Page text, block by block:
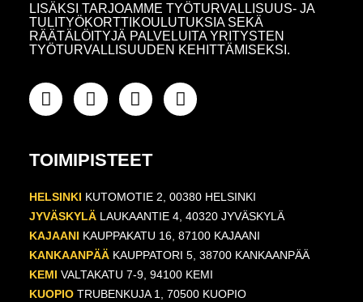
LISÄKSI TARJOAMME TYÖTURVALLISUUS- JA
TULITYÖKORTTIKOULUTUKSIA SEKÄ
RÄÄTÄLÖITYJÄ PALVELUITA YRITYSTEN
TYÖTURVALLISUUDEN KEHITTÄMISEKSI.
TOIMIPISTEET
HELSINKI KUTOMOTIE 2, 00380 HELSINKI
JYVÄSKYLÄLAUKAANTIE 4, 40320 JYVÄSKYLÄ
KAJAANI KAUPPAKATU 16, 87100 KAJAANI
KANKAANPÄÄ KAUPPATORI 5, 38700 KANKAANPÄÄ
KEMI VALTAKATU 7-9, 94100 KEMI
KUOPIO TRUBENKUJA 1, 70500 KUOPIO